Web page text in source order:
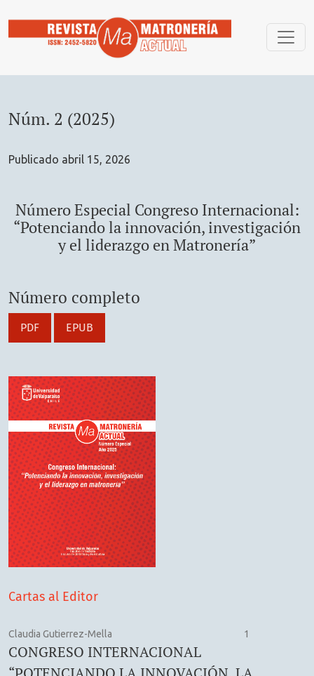
Núm. 2 (2025)
Publicado abril 15, 2026
Número Especial Congreso Internacional:
“Potenciando la innovación, investigación
y el liderazgo en Matronería”
Número completo
PDF EPUB
Cartas al Editor
Claudia Gutierrez-Mella 1
CONGRESO INTERNACIONAL